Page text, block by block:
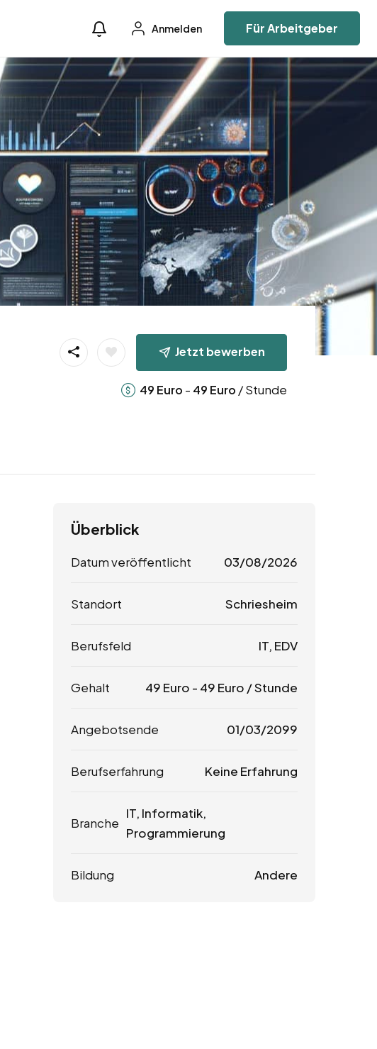
Anmelden Für Arbeitgeber
Jetzt bewerben
49 Euro - 49 Euro / Stunde
Überblick
Datum veröffentlicht 03/08/2026
Standort Schriesheim
Berufsfeld IT, EDV
Gehalt 49 Euro - 49 Euro / Stunde
Angebotsende 01/03/2099
Berufserfahrung Keine Erfahrung
Branche
IT, Informatik,
Programmierung
Bildung Andere